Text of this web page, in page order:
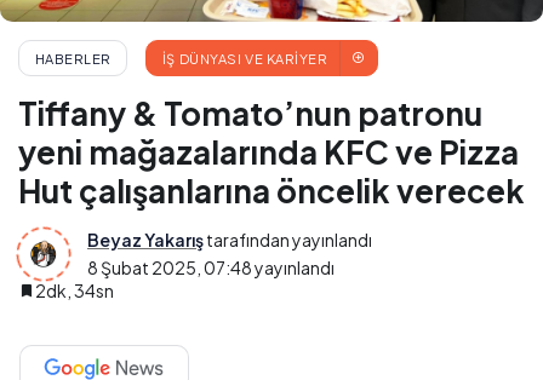
HABERLER İŞ DÜNYASI VE KARIYER
Tiffany & Tomato’nun patronu
yeni mağazalarında KFC ve Pizza
Hut çalışanlarına öncelik verecek
Beyaz Yakarıştarafından yayınlandı
8 Şubat 2025, 07:48yayınlandı
2dk, 34sn